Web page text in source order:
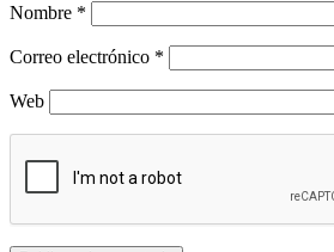
Nombre *
Correo electrónico *
Web